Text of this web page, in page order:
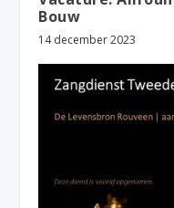
Bouw
14 december 2023